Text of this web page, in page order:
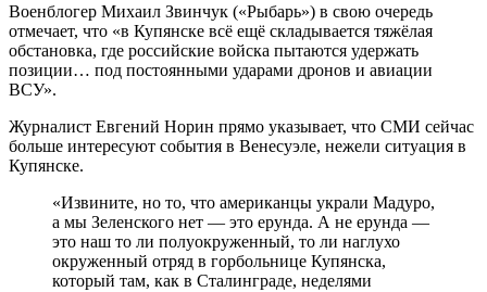
Военблогер Михаил Звинчук («Рыбарь») в свою очередь
отмечает, что «в Купянске всё ещё складывается тяжёлая
обстановка, где российские войска пытаются удержать
позиции… под постоянными ударами дронов и авиации
ВСУ».
Журналист Евгений Норин прямо указывает, что СМИ сейчас
больше интересуют события в Венесуэле, нежели ситуация в
Купянске.
«Извините, но то, что американцы украли Мадуро,
а мы Зеленского нет — это ерунда. А не ерунда —
это наш то ли полуокруженный, то ли наглухо
окруженный отряд в горбольнице Купянска,
который там, как в Сталинграде, неделями